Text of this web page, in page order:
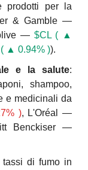
prodotti per la
— $CL ( ▲
▲ 0.94% )).
e la salute:
shampoo,
e medicinali da
)
di fumo in